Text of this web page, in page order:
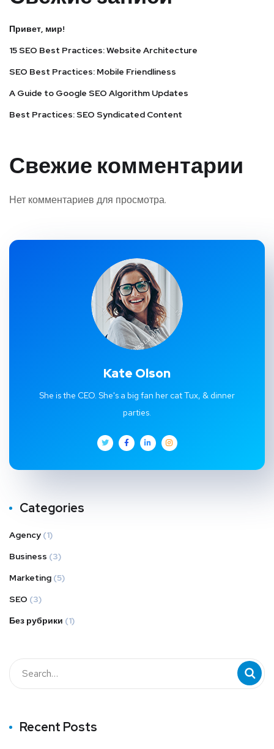
Привет, мир!
15 SEO Best Practices: Website Architecture
SEO Best Practices: Mobile Friendliness
A Guide to Google SEO Algorithm Updates
Best Practices: SEO Syndicated Content
Свежие комментарии
Нет комментариев для просмотра.
Kate Olson
She is the CEO. She's a big fan her cat Tux, & dinner
parties.
Categories
Agency (1)
Business (3)
Marketing (5)
SEO (3)
Без рубрики (1)
Recent Posts